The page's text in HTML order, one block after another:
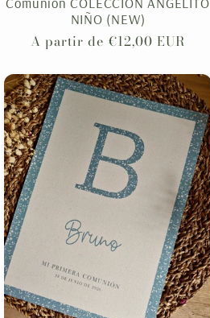
NIÑO (NEW)
Precio
A partir de €12,00 EUR